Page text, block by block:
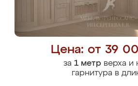
Цена: от 39
за 1 метрверха и
гарнитура в